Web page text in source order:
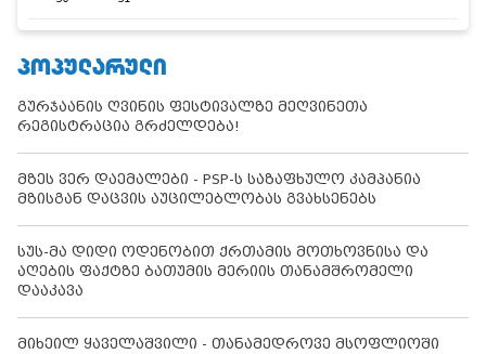
ᲞᲝᲞᲣᲚᲐᲠᲣᲚᲘ
გურჯაანის ღვინის ფესტივალზე მეღვინეთა
რეგისტრაცია გრძელდება!
მზეს ვერ დაემალები - PSP-ს საზაფხულო კამპანია
მზისგან დაცვის აუცილებლობას გვახსენებს
სუს-მა დიდი ოდენობით ქრთამის მოთხოვნისა და
აღების ფაქტზე ბათუმის მერიის თანამშრომელი
დააკავა
მიხეილ ყაველაშვილი - თანამედროვე მსოფლიოში